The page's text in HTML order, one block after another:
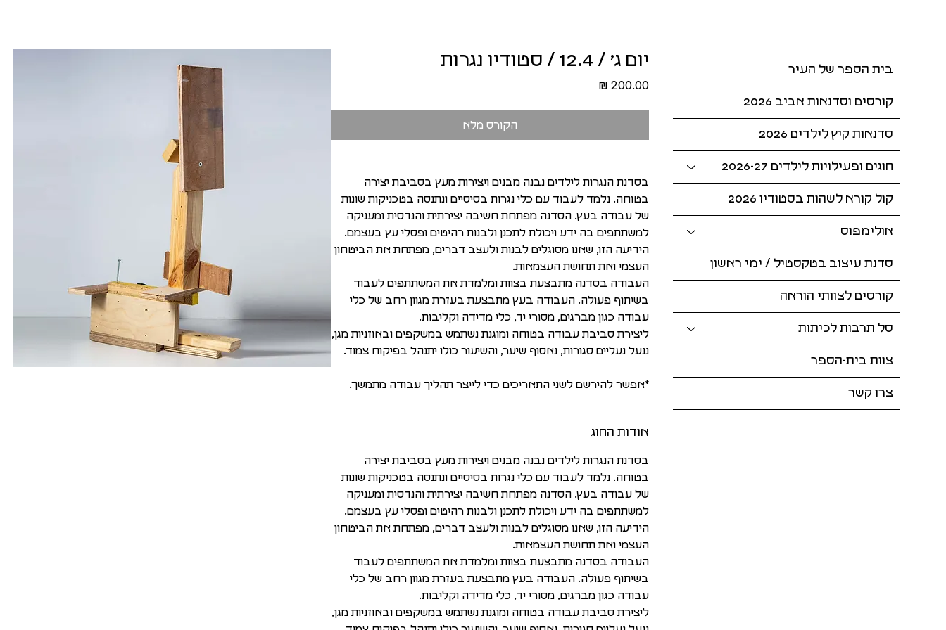
בית הספר של העיר
קורסים וסדנאות אביב 2026
סדנאות קיץ לילדים 2026
חוגים ופעילויות לילדים 2026-27
קול קורא לשהות בסטודיו 2026
אולימפוס
סדנת עיצוב בטקסטיל / ימי ראשון
קורסים לצוותי הוראה
סל תרבות לכיתות
צוות בית-הספר
צרו קשר
יום ג׳ / 12.4 / סטודיו נגרות
‏200.00 ‏₪ מחיר
הקורס מלא
בסדנת הנגרות לילדים נבנה מבנים ויצירות מעץ בסביבת יצירה
בטוחה. נלמד לעבוד עם כלי נגרות בסיסיים ונתנסה בטכניקות שונות
של עבודה בעץ. הסדנה מפתחת חשיבה יצירתית והנדסית ומעניקה
למשתתפים בה ידע ויכולת לתכנן ולבנות רהיטים ופסלי עץ בעצמם.
הידיעה הזו, שאנו מסוגלים לבנות ולעצב דברים, מפתחת את הביטחון
העצמי ואת תחושת העצמאות.
העבודה בסדנה מתבצעת בצוות ומלמדת את המשתתפים לעבוד
בשיתוף פעולה. העבודה בעץ מתבצעת בעזרת מגוון רחב של כלי
עבודה כגון מברגים, מסורי יד, כלי מדידה וקליבות.
ליצירת סביבת עבודה בטוחה ומוגנת נשתמש במשקפים ובאוזניות מגן,
ננעל נעליים סגורות, נאסוף שיער, והשיעור כולו יתנהל בפיקוח צמוד.
*אפשר להירשם לשני התאריכים כדי לייצר תהליך עבודה מתמשך.
אודות החוג
בסדנת הנגרות לילדים נבנה מבנים ויצירות מעץ בסביבת יצירה
בטוחה. נלמד לעבוד עם כלי נגרות בסיסיים ונתנסה בטכניקות שונות
של עבודה בעץ. הסדנה מפתחת חשיבה יצירתית והנדסית ומעניקה
למשתתפים בה ידע ויכולת לתכנן ולבנות רהיטים ופסלי עץ בעצמם.
הידיעה הזו, שאנו מסוגלים לבנות ולעצב דברים, מפתחת את הביטחון
העצמי ואת תחושת העצמאות.
העבודה בסדנה מתבצעת בצוות ומלמדת את המשתתפים לעבוד
בשיתוף פעולה. העבודה בעץ מתבצעת בעזרת מגוון רחב של כלי
עבודה כגון מברגים, מסורי יד, כלי מדידה וקליבות.
ליצירת סביבת עבודה בטוחה ומוגנת נשתמש במשקפים ובאוזניות מגן,